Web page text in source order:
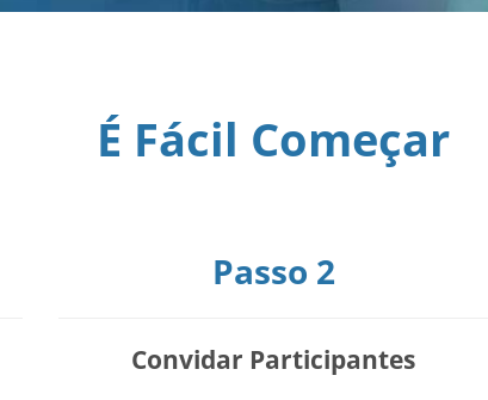
É Fácil Começar
Passo 2
Convidar Participantes